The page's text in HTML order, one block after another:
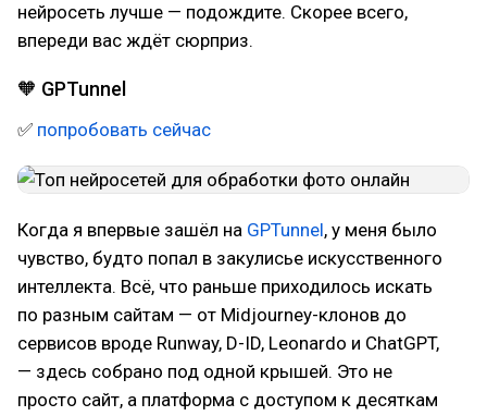
нейросеть лучше — подождите. Скорее всего,
впереди вас ждёт сюрприз.
🧡 GPTunnel
✅ попробовать сейчас
Когда я впервые зашёл на GPTunnel, у меня было
чувство, будто попал в закулисье искусственного
интеллекта. Всё, что раньше приходилось искать
по разным сайтам — от Midjourney-клонов до
сервисов вроде Runway, D-ID, Leonardo и ChatGPT,
— здесь собрано под одной крышей. Это не
просто сайт, а платформа с доступом к десяткам